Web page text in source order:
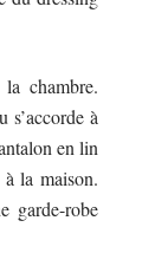
la chambre.
s’accorde à
en lin
la maison.
garde-robe